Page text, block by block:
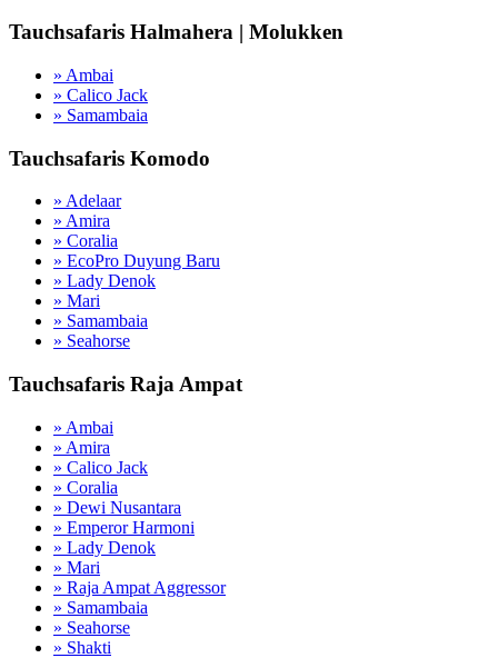
Tauchsafaris Halmahera | Molukken
» Ambai
» Calico Jack
» Samambaia
Tauchsafaris Komodo
» Adelaar
» Amira
» Coralia
» EcoPro Duyung Baru
» Lady Denok
» Mari
» Samambaia
» Seahorse
Tauchsafaris Raja Ampat
» Ambai
» Amira
» Calico Jack
» Coralia
» Dewi Nusantara
» Emperor Harmoni
» Lady Denok
» Mari
» Raja Ampat Aggressor
» Samambaia
» Seahorse
» Shakti